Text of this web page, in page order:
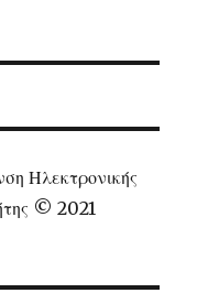
Ηλεκτρονικής
© 2021